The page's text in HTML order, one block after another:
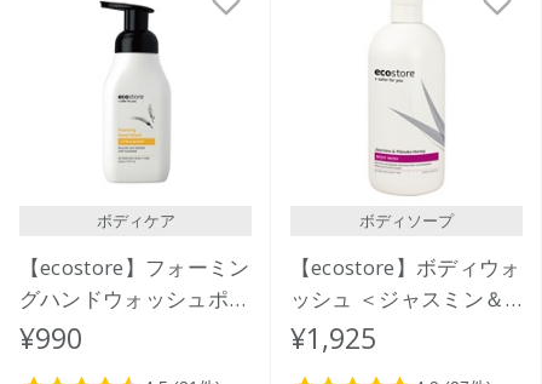
ボディケア
【ecostore】フォーミン
グハンドウォッシュポン
プ ＜シトラスバースト
¥990
ボディソープ
【ecostore】ボディウォ
ッシュ ＜ジャスミン＆
マヌカハニー＞ 900mL
¥1,925